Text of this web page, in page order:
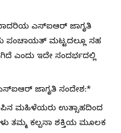
ಎಸ್‌ಐಆರ್ ಜಾಗೃತಿ
ಪಂಚಾಯತ್ ಮಟ್ಟದಲ್ಲೂ ಸಹ
ಎಂದು ಇದೇ ಸಂದರ್ಭದಲ್ಲಿ
ಜಾಗೃತಿ ಸಂದೇಶ:*
ಮಹಿಳೆಯರು ಉತ್ಸಾಹದಿಂದ
ತಮ್ಮ ಕಲ್ಪನಾ ಶಕ್ತಿಯ ಮೂಲಕ